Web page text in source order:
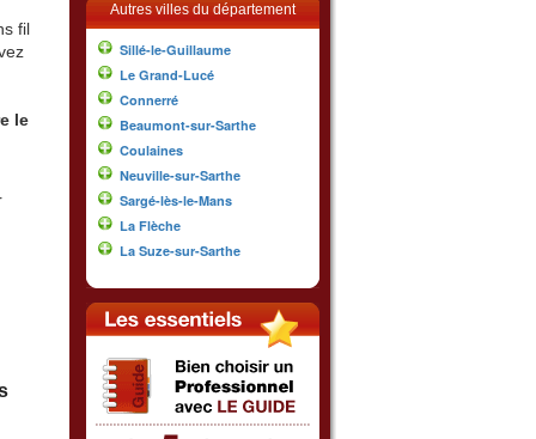
fil
le
Autres villes du département
Sillé-le-Guillaume
Le Grand-Lucé
Connerré
Beaumont-sur-Sarthe
Coulaines
Neuville-sur-Sarthe
Sargé-lès-le-Mans
La Flèche
La Suze-sur-Sarthe